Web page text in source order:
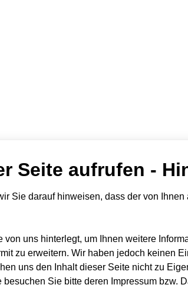
Seite aufrufen -
Sie darauf hinweisen, dass der von
von uns hinterlegt, um Ihnen weitere
zu erweitern. Wir haben jedoch keinen
uns den Inhalt dieser Seite nicht zu
besuchen Sie bitte deren Impressum bzw.